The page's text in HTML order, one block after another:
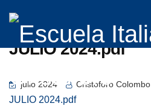
JULIO 2024.pdf
julio 2024 Cristoforo Colombo
JULIO 2024.pdf